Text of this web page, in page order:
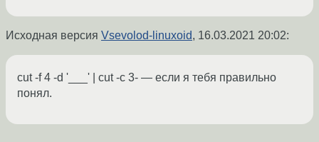
Исходная версия Vsevolod-linuxoid, 16.03.2021 20:02:
cut -f 4 -d '___' | cut -c 3- — если я тебя правильно
понял.